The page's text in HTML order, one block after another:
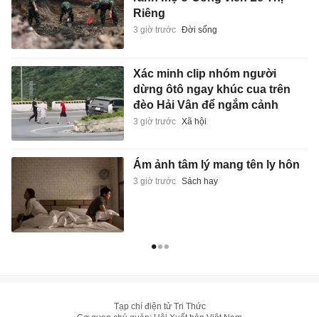
Riêng
3 giờ trước Đời sống
Xác minh clip nhóm người
dừng ôtô ngay khúc cua trên
đèo Hải Vân để ngắm cảnh
3 giờ trước Xã hội
Ám ảnh tâm lý mang tên ly hôn
3 giờ trước Sách hay
Tạp chí điện tử Tri Thức